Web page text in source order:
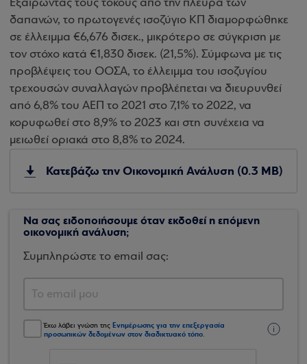
Εξαιρώντας τους τόκους από την πλευρά των
δαπανών, το πρωτογενές ισοζύγιο ΚΠ διαμορφώθηκε
σε έλλειμμα €6,676 δισεκ., μικρότερο σε σύγκριση με
τον στόχο κατά €1,830 δισεκ. (21,5%). Σύμφωνα με τις
προβλέψεις του ΟΟΣΑ, το έλλειμμα του ισοζυγίου
τρεχουσών συναλλαγών προβλέπεται να διευρυνθεί
από 6,8% του ΑΕΠ το 2021 στο 7,1% το 2022, να
κορυφωθεί στο 8,9% το 2023 και στη συνέχεια να
μειωθεί οριακά στο 8,8% το 2024.
Κατεβάζω την Οικονομική Ανάλυση (0.3 MB)
Να σας ειδοποιήσουμε όταν εκδοθεί η επόμενη
οικονομική ανάλυση;
Συμπληρώστε το email σας:
Έχω λάβει γνώση της Ενημέρωσης για την επεξεργασία
προσωπικών δεδομένων στον διαδικτυακό τόπο.